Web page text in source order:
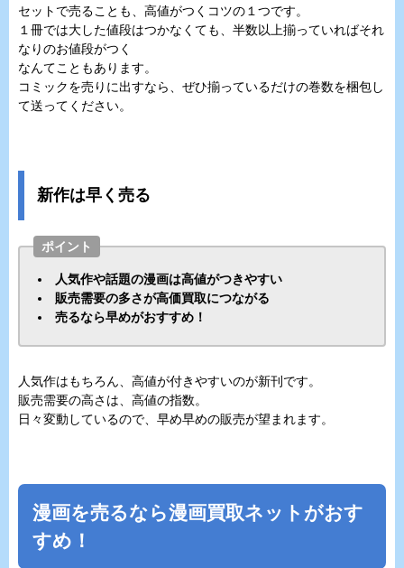
セットで売ることも、高値がつくコツの１つです。
１冊では大した値段はつかなくても、半数以上揃っていればそれ
なりのお値段がつく
なんてこともあります。
コミックを売りに出すなら、ぜひ揃っているだけの巻数を梱包し
て送ってください。
新作は早く売る
ポイント
人気作や話題の漫画は高値がつきやすい
販売需要の多さが高価買取につながる
売るなら早めがおすすめ！
人気作はもちろん、高値が付きやすいのが新刊です。
販売需要の高さは、高値の指数。
日々変動しているので、早め早めの販売が望まれます。
漫画を売るなら漫画買取ネットがおす
すめ！